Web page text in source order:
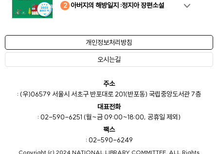
1
2 아버지의 해방일지 :정지아 장편소설
3
4
5
6
7
8
9
10
개인정보처리방침
오시는길
주소
: (우)06579 서울시 서초구 반포대로 201(반포동) 국립중앙도서관 7층
대표전화
: 02-590-6251 (월~금 09:00~18:00, 공휴일 제외)
팩스
: 02-590-6249
Copyright (c) 2024 NATIONAL LIBRARY COMMITTEE, ALL Rights